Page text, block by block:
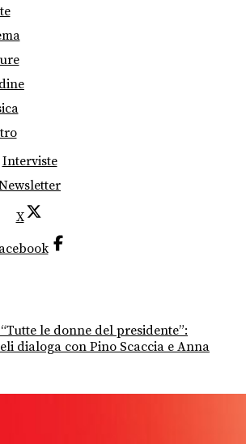
Interviste
X
le donne del presidente”:
dialoga con Pino Scaccia e Anna